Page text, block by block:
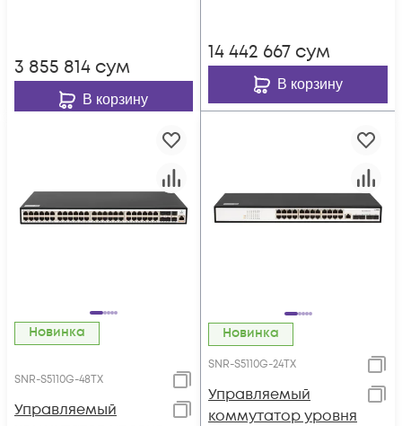
3 855 814 сум
В корзину
14 442 667 сум
В корзину
Новинка
SNR-S5110G-48TX
Управляемый
Новинка
SNR-S5110G-24TX
Управляемый
коммутатор уровня